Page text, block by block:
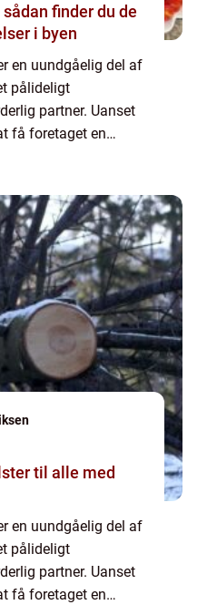
i byen
en uundgåelig del af
pålideligt
partner. Uanset
få foretaget en
til alle med
en uundgåelig del af
pålideligt
partner. Uanset
få foretaget en